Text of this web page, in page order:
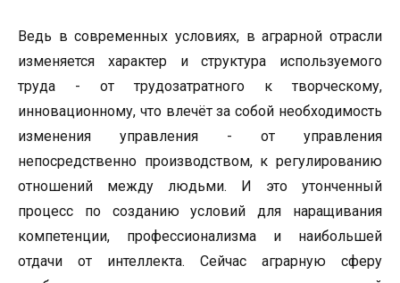
Ведь в современных условиях, в аграрной отрасли
изменяется характер и структура используемого
труда - от трудозатратного к творческому,
инновационному, что влечёт за собой необходимость
изменения управления - от управления
непосредственно производством, к регулированию
отношений между людьми. И это утонченный
процесс по созданию условий для наращивания
компетенции, профессионализма и наибольшей
отдачи от интеллекта. Сейчас аграрную сферу